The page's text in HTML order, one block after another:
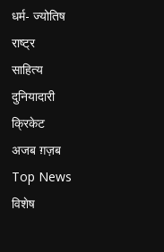
धर्म- ज्योतिष
राष्ट्र
साहित्य
दुनियादारी
क्रिकेट
अजब ग़ज़ब
Top News
विशेष